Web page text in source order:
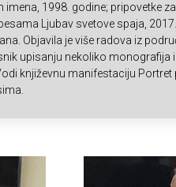
imena, 1998. godine; pripovetke
Ljubav svetove spaja,
Objavila je više radova iz
upisanju nekoliko monografija
književnu manifestaciju Portret